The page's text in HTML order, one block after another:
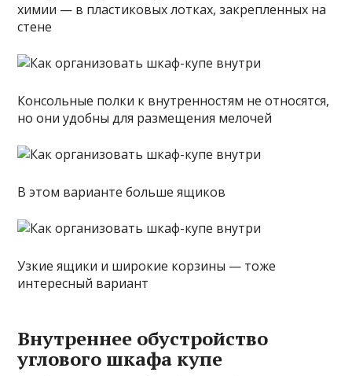
химии — в пластиковых лотках, закрепленных на
стене
Консольные полки к внутренностям не относятся,
но они удобны для размещения мелочей
В этом варианте больше ящиков
Узкие ящики и широкие корзины — тоже
интересный вариант
Внутреннее обустройство
углового шкафа купе